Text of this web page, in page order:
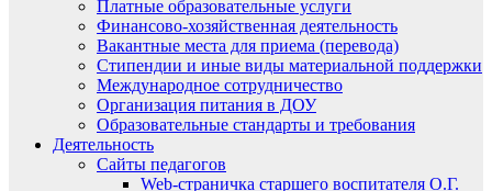
Платные образовательные услуги
Финансово-хозяйственная деятельность
Вакантные места для приема (перевода)
Стипендии и иные виды материальной поддержки
Международное сотрудничество
Организация питания в ДОУ
Образовательные стандарты и требования
Деятельность
Сайты педагогов
Web-страничка старшего воспитателя О.Г.